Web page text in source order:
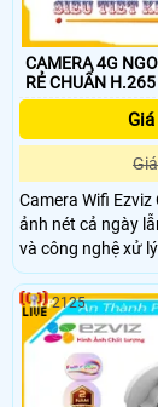
CAMERA 4G
RẺ CHUẨN H.265
Camera Wifi Ezviz
ảnh nét cả ngày
và công nghệ xử
IR Camera Wifi
hình ảnh sáng cả
sử dụng ngoài trời
2125